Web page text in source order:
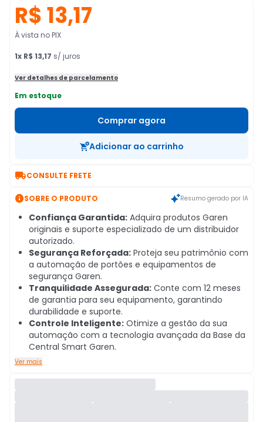
R$ 13,17
À vista no PIX
1x R$ 13,17 s/ juros
Ver detalhes de parcelamento
Em estoque
Comprar agora
Adicionar ao carrinho
CONSULTE FRETE
SOBRE O PRODUTO Resumo gerado por IA
Confiança Garantida: Adquira produtos Garen
originais e suporte especializado de um distribuidor
autorizado.
Segurança Reforçada: Proteja seu patrimônio com
a automação de portões e equipamentos de
segurança Garen.
Tranquilidade Assegurada: Conte com 12 meses
de garantia para seu equipamento, garantindo
durabilidade e suporte.
Controle Inteligente: Otimize a gestão da sua
automação com a tecnologia avançada da Base da
Central Smart Garen.
Ver mais